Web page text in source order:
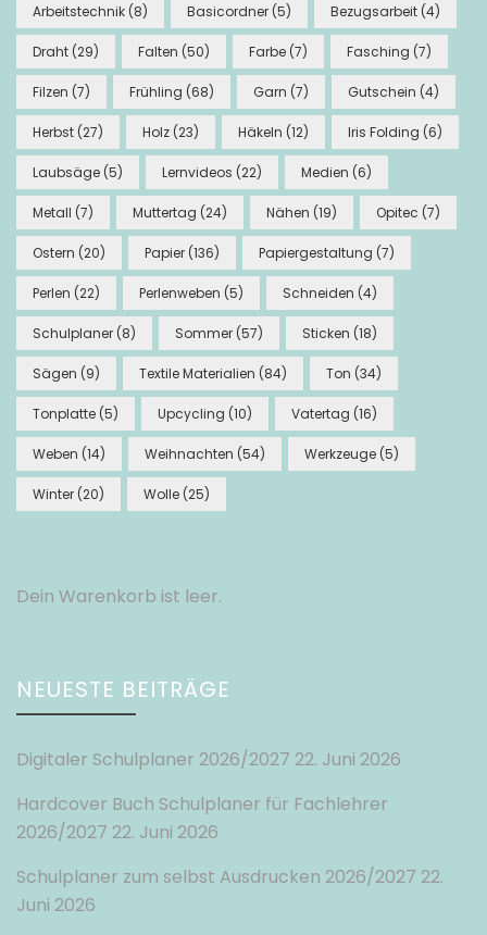
Arbeitstechnik (8) Basicordner (5) Bezugsarbeit (4)
Draht (29) Falten (50) Farbe (7) Fasching (7)
Filzen (7) Frühling (68) Garn (7) Gutschein (4)
Herbst (27) Holz (23) Häkeln (12) Iris Folding (6)
Laubsäge (5) Lernvideos (22) Medien (6)
Metall (7) Muttertag (24) Nähen (19) Opitec (7)
Ostern (20) Papier (136) Papiergestaltung (7)
Perlen (22) Perlenweben (5) Schneiden (4)
Schulplaner (8) Sommer (57) Sticken (18)
Sägen (9) Textile Materialien (84) Ton (34)
Tonplatte (5) Upcycling (10) Vatertag (16)
Weben (14) Weihnachten (54) Werkzeuge (5)
Winter (20) Wolle (25)
Dein Warenkorb ist leer.
NEUESTE BEITRÄGE
Digitaler Schulplaner 2026/2027 22. Juni 2026
Hardcover Buch Schulplaner für Fachlehrer
2026/2027 22. Juni 2026
Schulplaner zum selbst Ausdrucken 2026/2027 22.
Juni 2026